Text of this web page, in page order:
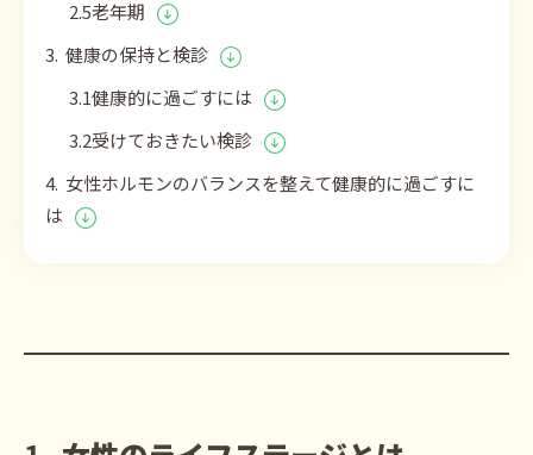
2.5老年期
3. 健康の保持と検診
3.1健康的に過ごすには
3.2受けておきたい検診
4. 女性ホルモンのバランスを整えて健康的に過ごすに
は